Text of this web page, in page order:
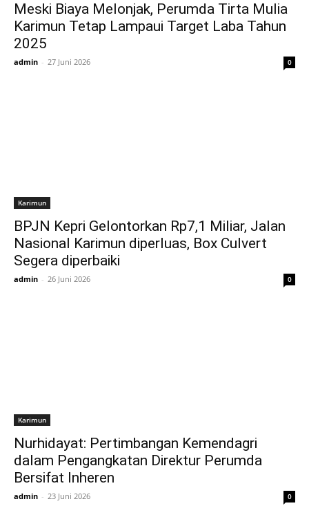
Meski Biaya Melonjak, Perumda Tirta Mulia
Karimun Tetap Lampaui Target Laba Tahun
2025
admin - 27 Juni 2026 0
Karimun
BPJN Kepri Gelontorkan Rp7,1 Miliar, Jalan
Nasional Karimun diperluas, Box Culvert
Segera diperbaiki
admin - 26 Juni 2026 0
Karimun
Nurhidayat: Pertimbangan Kemendagri
dalam Pengangkatan Direktur Perumda
Bersifat Inheren
admin - 23 Juni 2026 0